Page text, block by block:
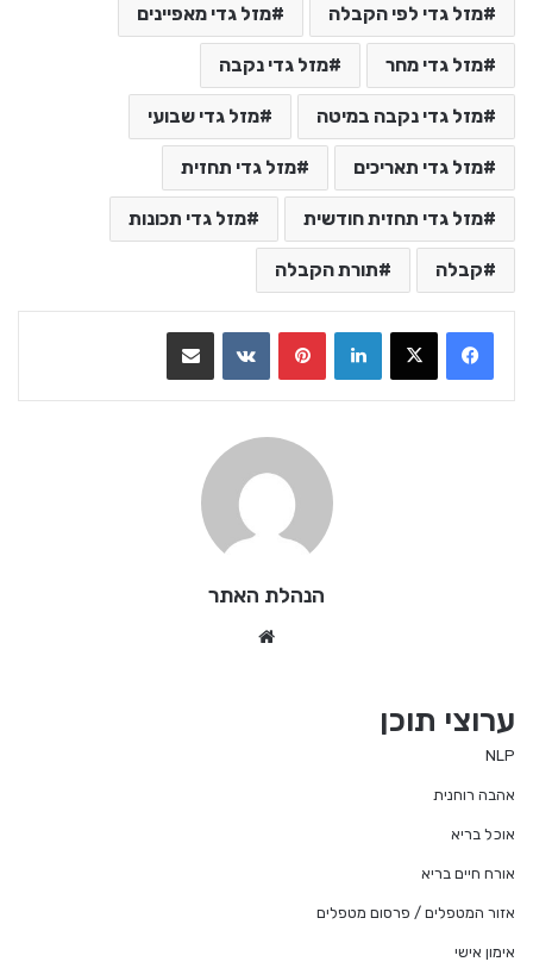
מזל גדי לפי הקבלה מזל גדי מאפיינים
מזל גדי מחר מזל גדי נקבה
מזל גדי נקבה במיטה מזל גדי שבועי
מזל גדי תאריכים מזל גדי תחזית
מזל גדי תחזית חודשית מזל גדי תכונות
קבלה תורת הקבלה
LinkedIn
VKontakte
הנהלת האתר
ערוצי תוכן
NLP
אהבה רוחנית
אוכל בריא
אורח חיים בריא
אזור המטפלים / פרסום מטפלים
אימון אישי